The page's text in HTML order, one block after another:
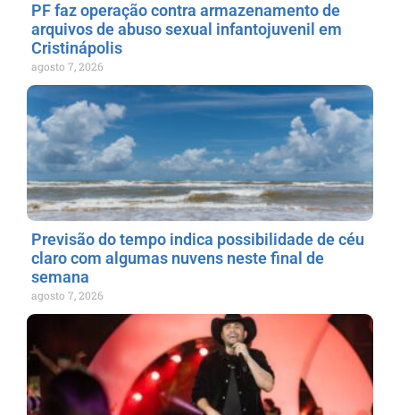
PF faz operação contra armazenamento de
arquivos de abuso sexual infantojuvenil em
Cristinápolis
agosto 7, 2026
Previsão do tempo indica possibilidade de céu
claro com algumas nuvens neste final de
semana
agosto 7, 2026